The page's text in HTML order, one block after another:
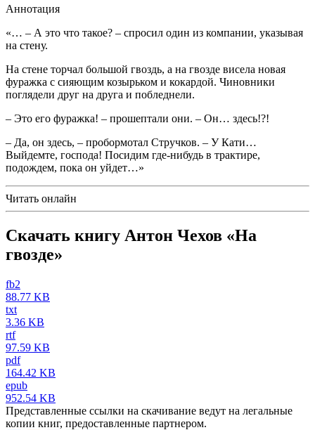
Аннотация
«… – А это что такое? – спросил один из компании, указывая
на стену.
На стене торчал большой гвоздь, а на гвозде висела новая
фуражка с сияющим козырьком и кокардой. Чиновники
поглядели друг на друга и побледнели.
– Это его фуражка! – прошептали они. – Он… здесь!?!
– Да, он здесь, – пробормотал Стручков. – У Кати…
Выйдемте, господа! Посидим где-нибудь в трактире,
подождем, пока он уйдет…»
Читать онлайн
Скачать книгу Антон Чехов «На
гвозде»
fb2
88.77 KB
txt
3.36 KB
rtf
97.59 KB
pdf
164.42 KB
epub
952.54 KB
Представленные ссылки на скачивание ведут на легальные
копии книг, предоставленные партнером.